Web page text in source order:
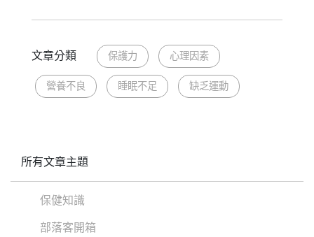
文章分類 保護力 心理因素
營養不良 睡眠不足 缺乏運動
所有文章主題
保健知識
部落客開箱